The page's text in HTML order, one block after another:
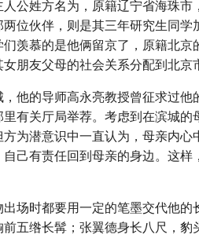
公姓方名为，原籍辽宁省海珠
位伙伴，则是其三年研究生同
羡慕的是他俩留京了，原籍北
朋友父母的社会关系分配到北京
他的导师高永亮教授曾征求过
有关厅局举荐。考虑到在滨城
为潜意识中一直认为，母亲内
己有责任回到母亲的身边。这
场时都要用一定的笔墨交代他
五绺长髯；张翼德身长八尺，